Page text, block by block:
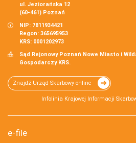
ul. Jeziorańska 12
(60-461) Poznań
NIP: 7811934421
Regon: 365695953
KRS: 0001202973
Sąd Rejonowy Poznań Nowe Miasto i
Gospodarczy KRS.
Znajdź Urząd Skarbowy online
Infolinia Krajowej Informacji
e-file